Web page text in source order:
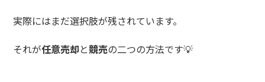
実際にはまだ選択肢が残されています。
それが任意売却と競売の二つの方法です💡